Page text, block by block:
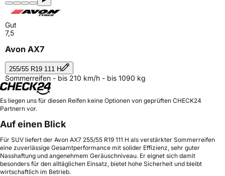
Gut
7,5
Avon AX7
255/55 R19 111 H
Sommerreifen - bis 210 km/h - bis 1090 kg
Es liegen uns für diesen Reifen keine Optionen von geprüften CHECK24
Partnern vor.
Auf einen Blick
Für SUV liefert der Avon AX7 255/55 R19 111 H als verstärkter Sommerreifen
eine zuverlässige Gesamtperformance mit solider Effizienz, sehr guter
Nasshaftung und angenehmem Geräuschniveau. Er eignet sich damit
besonders für den alltäglichen Einsatz, bietet hohe Sicherheit und bleibt
wirtschaftlich im Betrieb.